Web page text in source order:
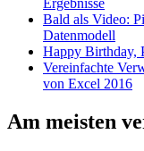
Ergebnisse
Bald als Video:
Datenmodell
Happy Birthday,
Vereinfachte
von Excel 2016
Am meisten